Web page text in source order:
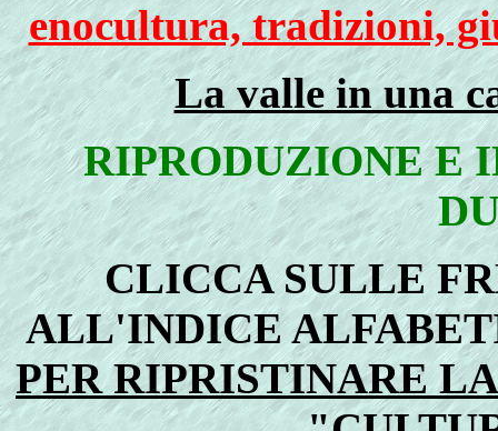
enocultura, tradizioni,
La valle in una
RIPRODUZIONE E
CLICCA SULLE
ALL'INDICE
PER RIPRISTINARE